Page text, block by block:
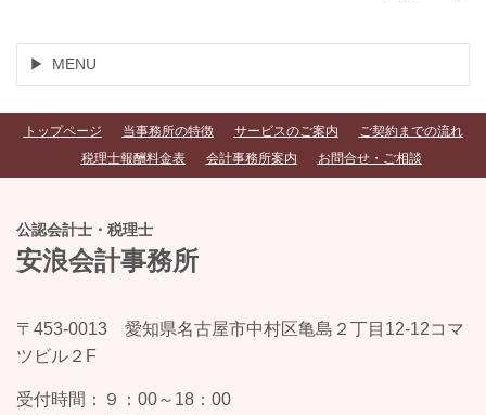
MENU
トップページ 当事務所の特徴 サービスのご案内
ご契約までの流れ
税理士報酬料金表
会計事務所案内 お問合せ・ご相談
公認会計士・税理士
安浪会計事務所
〒453-0013 愛知県名古屋市中村区亀島２丁目12-12コマ
ツビル２F
受付時間：
９：00～18：00